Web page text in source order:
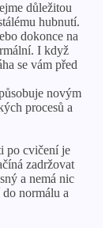
důležitou
hubnutí.
dokonce na
I když
se vám před
novým
procesů a
po cvičení je
zadržovat
a nemá nic
normálu a